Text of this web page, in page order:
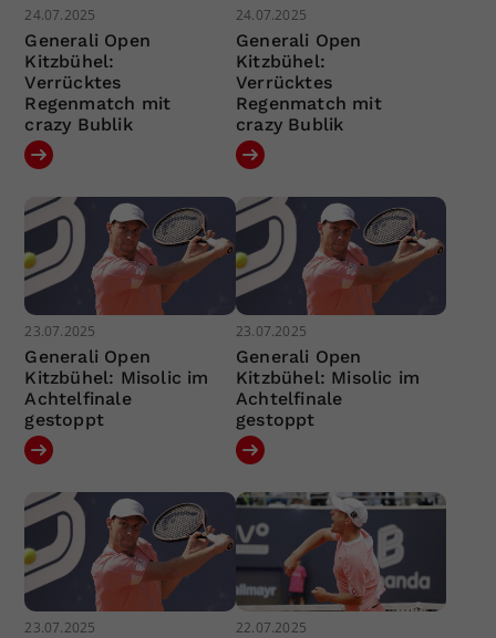
24.07.2025
Generali Open
Kitzbühel:
Verrücktes
Regenmatch mit
crazy Bublik
24.07.2025
Generali Open
Kitzbühel:
Verrücktes
Regenmatch mit
crazy Bublik
23.07.2025
Generali Open
Kitzbühel: Misolic im
Achtelfinale
gestoppt
23.07.2025
Generali Open
Kitzbühel: Misolic im
Achtelfinale
gestoppt
23.07.2025 22.07.2025